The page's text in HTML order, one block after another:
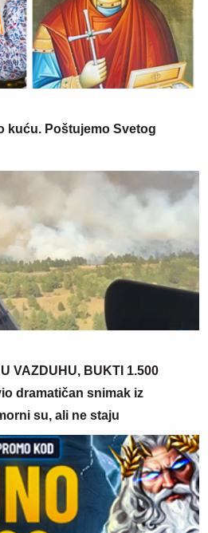
kuću. Poštujemo Svetog
VAZDUHU, BUKTI 1.500
dramatičan snimak iz
su, ali ne staju